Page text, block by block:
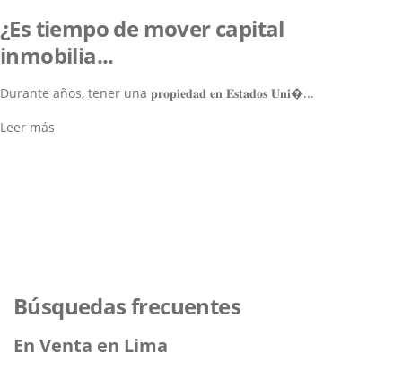
¿Es tiempo de mover capital
inmobilia...
Durante años, tener una 𝐩𝐫𝐨𝐩𝐢𝐞𝐝𝐚𝐝 𝐞𝐧 𝐄𝐬𝐭𝐚𝐝𝐨𝐬 𝐔𝐧𝐢�...
Leer más
Búsquedas frecuentes
En Venta en Lima